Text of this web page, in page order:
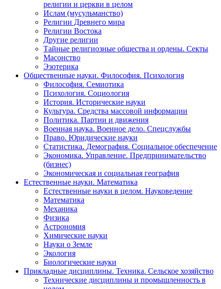
религии и церкви в целом
Ислам (мусульманство)
Религии Древнего мира
Религии Востока
Другие религии
Тайные религиозные общества и ордены. Секты
Масонство
Эзотерика
Общественные науки. Философия. Психология
Философия. Семиотика
Психология. Социология
История. Исторические науки
Культура. Средства массовой информации
Политика. Партии и движения
Военная наука. Военное дело. Спецслужбы
Право. Юридические науки
Статистика. Демография. Социальное обеспечение
Экономика. Управление. Предпринимательство
(бизнес)
Экономическая и социальная география
Естественные науки. Математика
Естественные науки в целом. Науковедение
Математика
Механика
Физика
Астрономия
Химические науки
Науки о Земле
Экология
Биологические науки
Прикладные дисциплины. Техника. Сельское хозяйство
Технические дисциплины и промышленность в